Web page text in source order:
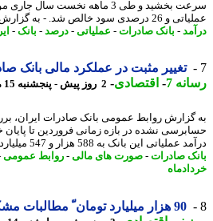
شد. - به گزارش بازار به نقل از روابط عمومی ...
- بانک صادرات- عملیاتی-درصد-بانک -ایران -
تغییر مثبت در عملکرد مالی بانک
7
-اقتصادی-2 روز پیش - پنجشنبه 15 مرداد 1405، 14:35
روابط عمومی بانک صادرات ایران،
این بانک به 588 هزار و 547 میلیارد ریال رسیده ...
صادرات- صورت های مالی-روابط عمومی-
90 هزار میلیارد تومان ّ مطالبات مشکوک الوصول بانک پارسیان